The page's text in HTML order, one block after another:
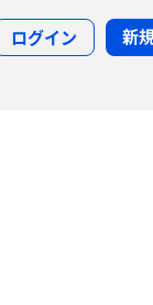
ログイン 新